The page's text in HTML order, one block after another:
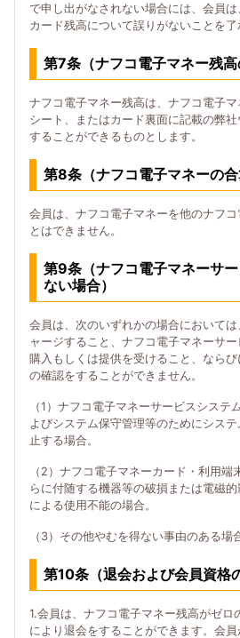
で申し出がなされない場合には、会員
カード残高について誤りがないことを了
第7条（ナフコ電子マネー残高
ナフコ電子マネー残高は、ナフコ電子
シート、またはカード裏面に記載の弊
することができるものとします。
第8条（ナフコ電子マネーの合
会員は、ナフコ電子マネーを他のナフ
とはできません。
第9条（ナフコ電子マネーサ
ない場合）
会員は、次のいずれかの場合において
ャージすること、ナフコ電子マネーサ
購入もしくは提供を受けること、なら
の確認をすることができません。
（1）ナフコ電子マネーサービスシステ
よびシステム保守管理等のためにシス
止する場合。
（2）ナフコ電子マネーカード・利用
らに付随する機器等の破損または電磁
による使用不能の場合。
（3）その他やむを得ない事由のある場
第10条（退会および会員資格
1.会員は、ナフコ電子マネー残高がゼロ
により退会をすることができます。会